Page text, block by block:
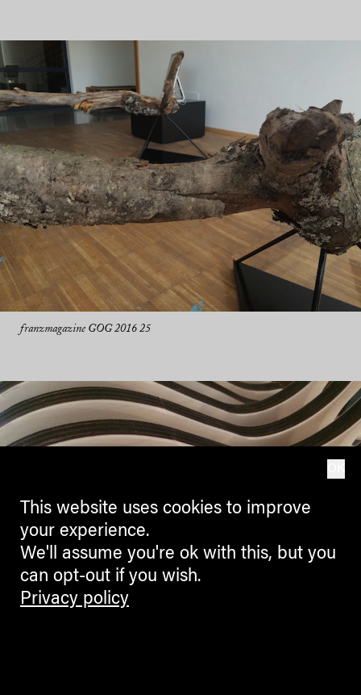
franzmagazine GOG 2016 25
This website uses cookies to improve
your experience.
We'll assume you're ok with this, but you
can opt-out if you wish.
Privacy policy